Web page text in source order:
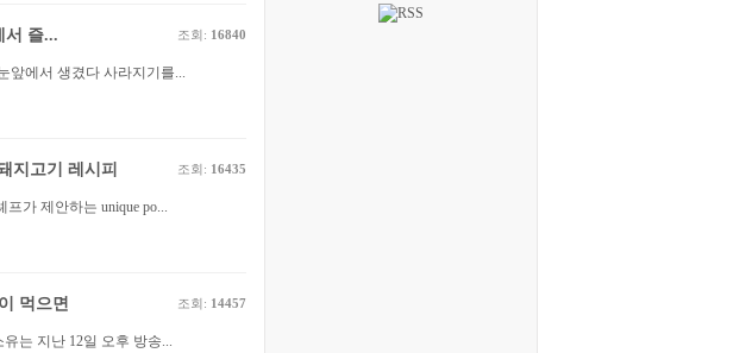
서 즐... 조회: 16840
앞에서 생겼다 사라지기를...
지고기 레시피 조회: 16435
가 제안하는 unique po...
먹으면 조회: 14457
는 지난 12일 오후 방송...